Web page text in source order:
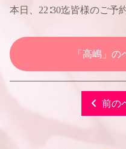
本日、22∶30迄皆様のご予
「高嶋」
前の